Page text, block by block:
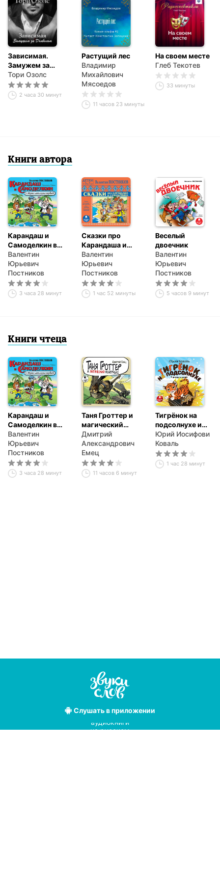
уверяет сам автор, «Мармеладная бабушка» – его самая
интересная книга.
Зависимая.
Замужем за
Дьяволом
Тори Озолс
2 часа 30 минут
Растущий лес
Владимир
Михайлович
Мясоедов
11 часов 23 минуты
На своем месте
Глеб Текотев
33 минуты
Книги автора
Карандаш и
Самоделкин в
стране
шоколадных
деревьев
Валентин
Юрьевич
Постников
3 часа 28 минут
Сказки про
Карандаша и
Самоделкина
Валентин
Юрьевич
Постников
1 час 52 минуты
Веселый
двоечник
Валентин
Юрьевич
Постников
5 часов 9 минут
Книги чтеца
Карандаш и
Самоделкин в
стране
шоколадных
деревьев
Валентин
Юрьевич
Постников
3 часа 28 минут
Таня Гроттер и
магический
контрабас
Дмитрий
Александрович
Емец
11 часов 6 минут
Тигрёнок на
подсолнухе и
другие сказки
Юрий Иосифович
Коваль
1 час 28 минут
Слушатьв приложении
Лучшие
аудиокниги
на русском